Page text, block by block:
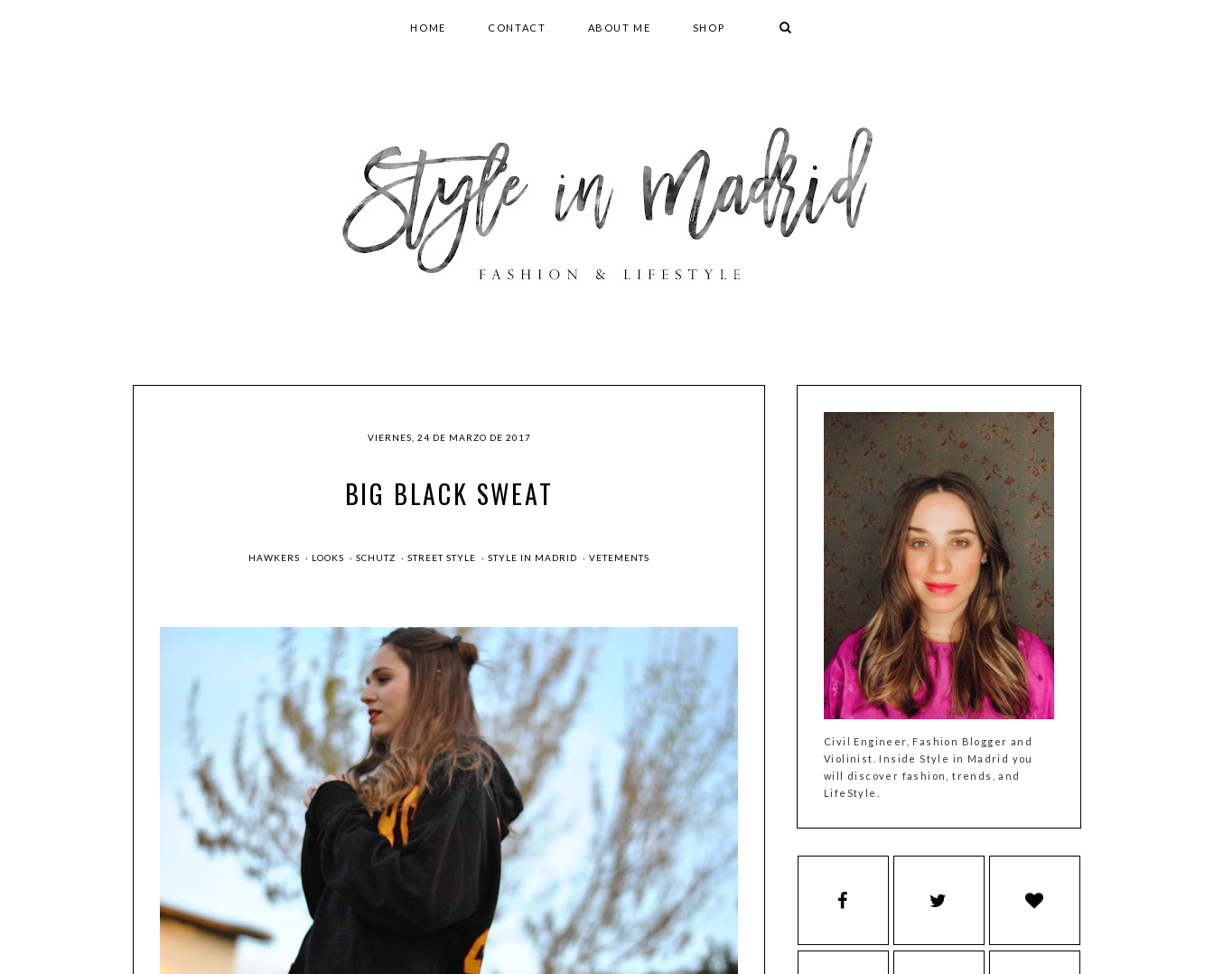
HOME CONTACT ABOUT ME SHOP
VIERNES, 24 DE MARZO DE 2017
BIG BLACK SWEAT
HAWKERS · LOOKS ·SCHUTZ ·STREET STYLE ·STYLE IN MADRID ·VETEMENTS
Civil Engineer, Fashion Blogger and
Violinist. Inside Style in Madrid you
will discover fashion, trends, and
LifeStyle.